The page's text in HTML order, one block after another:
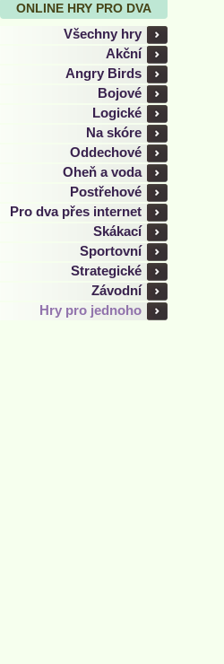
ONLINE HRY PRO DVA
Všechny hry
Akční
Angry Birds
Bojové
Logické
Na skóre
Oddechové
Oheň a voda
Postřehové
Pro dva přes internet
Skákací
Sportovní
Strategické
Závodní
Hry pro jednoho